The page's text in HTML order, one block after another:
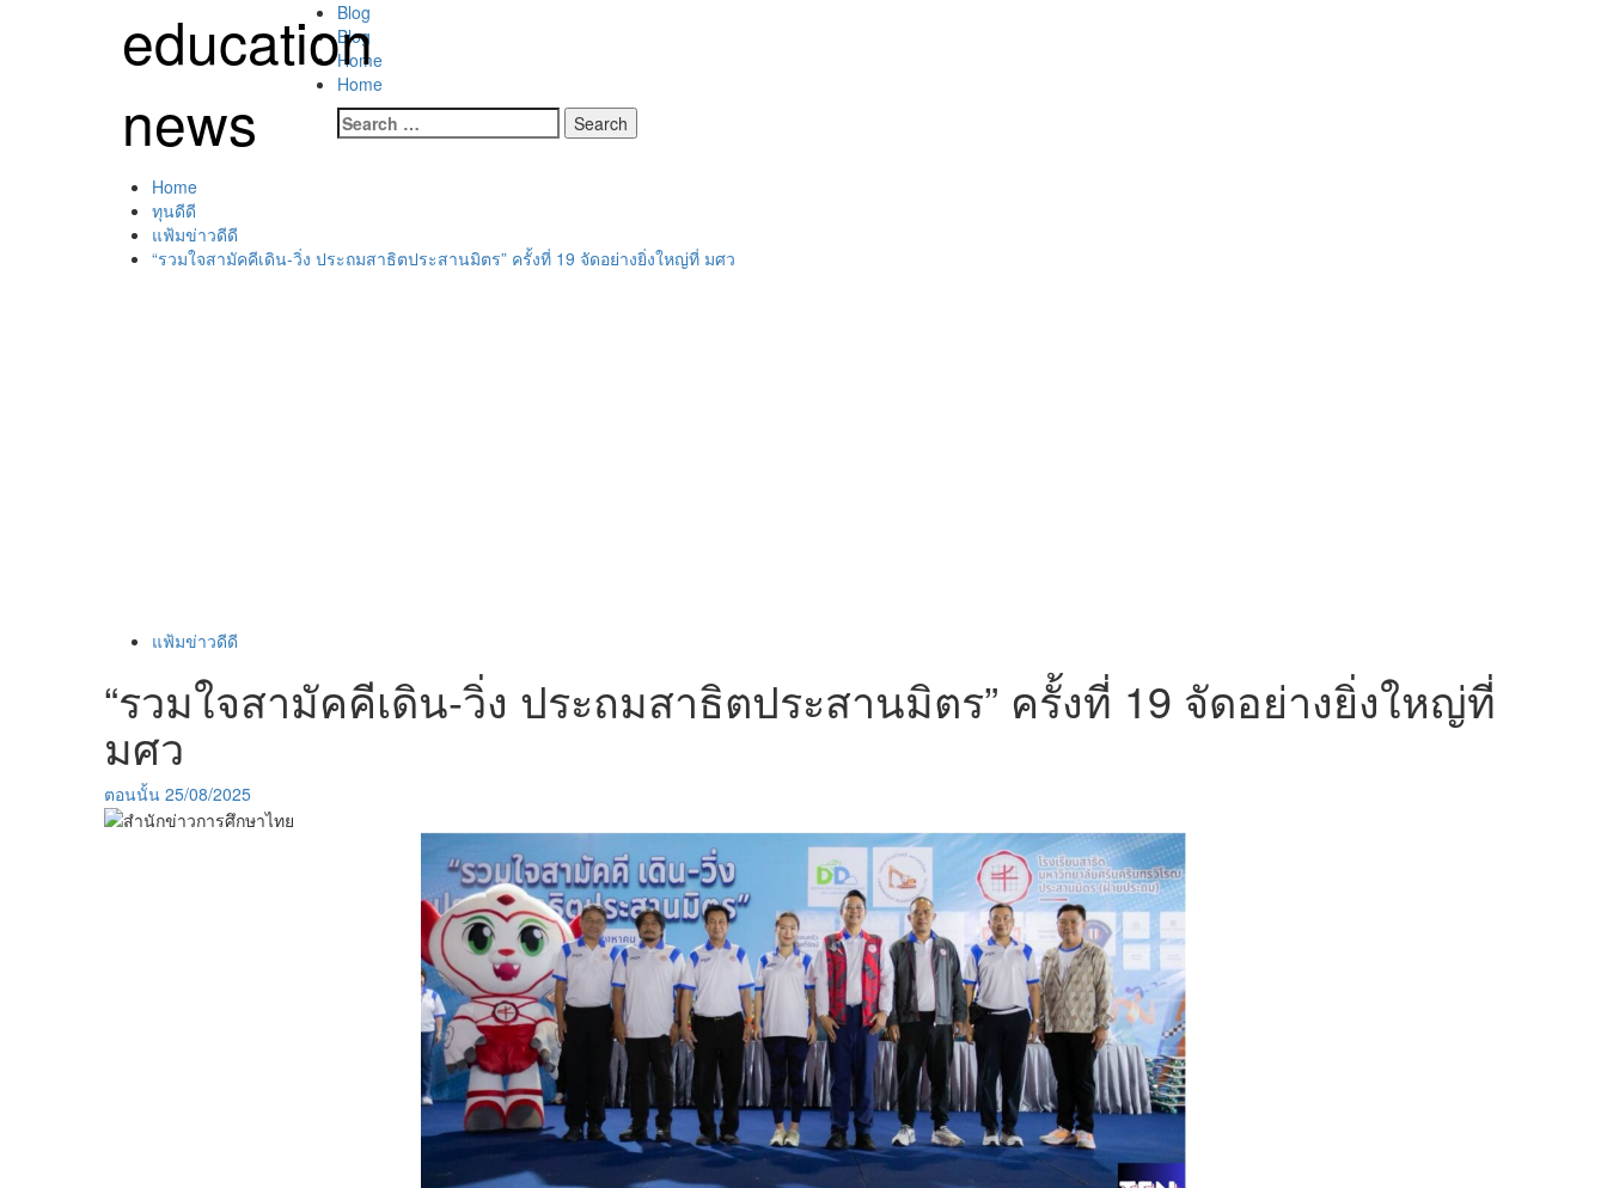
education
news
Primary
Menu
Blog
Blog
Home
Home
Search
for:
Home
ทุนดีดี
แฟ้มข่าวดีดี
“รวมใจสามัคคีเดิน-วิ่ง ประถมสาธิตประสานมิตร” ครั้งที่ 19 จัดอย่างยิ่งใหญ่ที่ มศว
แฟ้มข่าวดีดี
“รวมใจสามัคคีเดิน-วิ่ง ประถมสาธิตประสานมิตร” ครั้งที่ 19 จัดอย่างยิ่งใหญ่ที่
มศว
ตอนนั้น 25/08/2025